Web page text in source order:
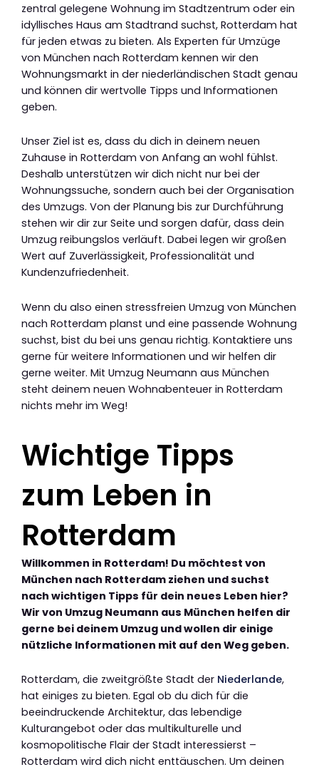
zentral gelegene Wohnung im Stadtzentrum oder ein
idyllisches Haus am Stadtrand suchst, Rotterdam hat
für jeden etwas zu bieten. Als Experten für Umzüge
von München nach Rotterdam kennen wir den
Wohnungsmarkt in der niederländischen Stadt genau
und können dir wertvolle Tipps und Informationen
geben.
Unser Ziel ist es, dass du dich in deinem neuen
Zuhause in Rotterdam von Anfang an wohl fühlst.
Deshalb unterstützen wir dich nicht nur bei der
Wohnungssuche, sondern auch bei der Organisation
des Umzugs. Von der Planung bis zur Durchführung
stehen wir dir zur Seite und sorgen dafür, dass dein
Umzug reibungslos verläuft. Dabei legen wir großen
Wert auf Zuverlässigkeit, Professionalität und
Kundenzufriedenheit.
Wenn du also einen stressfreien Umzug von München
nach Rotterdam planst und eine passende Wohnung
suchst, bist du bei uns genau richtig. Kontaktiere uns
gerne für weitere Informationen und wir helfen dir
gerne weiter. Mit Umzug Neumann aus München
steht deinem neuen Wohnabenteuer in Rotterdam
nichts mehr im Weg!
Wichtige Tipps
zum Leben in
Rotterdam
Willkommen in Rotterdam! Du möchtest von
München nach Rotterdam ziehen und suchst
nach wichtigen Tipps für dein neues Leben hier?
Wir von Umzug Neumann aus München helfen dir
gerne bei deinem Umzug und wollen dir einige
nützliche Informationen mit auf den Weg geben.
Rotterdam, die zweitgrößte Stadt der Niederlande,
hat einiges zu bieten. Egal ob du dich für die
beeindruckende Architektur, das lebendige
Kulturangebot oder das multikulturelle und
kosmopolitische Flair der Stadt interessierst –
Rotterdam wird dich nicht enttäuschen. Um deinen